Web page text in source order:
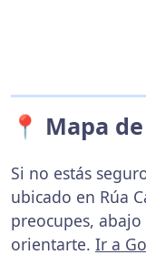
📍 Mapa
Si no estás
ubicado en Rúa
preocupes,
orientarte. Ir a